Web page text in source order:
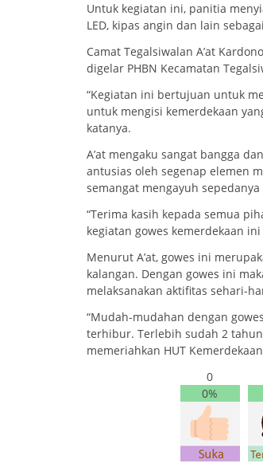
Untuk kegiatan ini, panitia
LED, kipas angin dan lain
Camat Tegalsiwalan A’at
digelar PHBN Kecamatan
“Kegiatan ini bertujuan untuk
untuk mengisi kemerdekaan
katanya.
A’at mengaku sangat bangga
antusias oleh segenap elemen
semangat mengayuh
“Terima kasih kepada semua
kegiatan gowes kemerdekaan
Menurut A’at, gowes ini
kalangan. Dengan gowes ini
melaksanakan aktifitas sehari-
“Mudah-mudahan dengan
terhibur. Terlebih sudah 2
memeriahkan HUT
0
0%